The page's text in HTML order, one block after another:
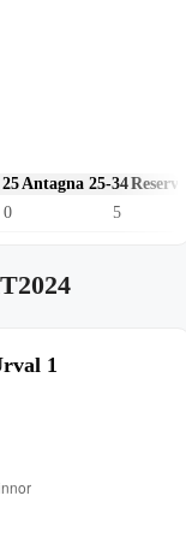
Antagna 25-34
0 5
1